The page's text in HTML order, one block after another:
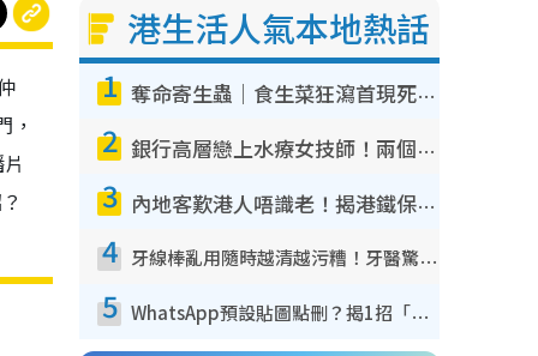
，
港生活人氣本地熱話
1 奪命寄生蟲｜食生菜狂瀉首現死者！疫潮惡化錄1.8萬宗病例 揭洗菜3大謬誤
2 銀行高層戀上水療女技師！兩個月借128萬驚覺「沉船」沉落火海 揭背後疑似邪教操控賣淫
3 內地客歎港人唔識老！揭港鐵保鮮級冷氣 港人求放過：咪投訴
4 牙線棒亂用隨時越清越污糟！牙醫驚揭盲目過戶細菌恐致蛀牙：呢種先係日常真保養
5 WhatsApp預設貼圖點刪？揭1招「反向操作」還原簡潔介面 附3步實測教學